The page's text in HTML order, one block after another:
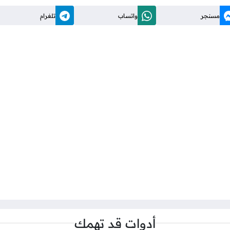
مسنجر واتساب تلغرام
أدوات قد تهمك